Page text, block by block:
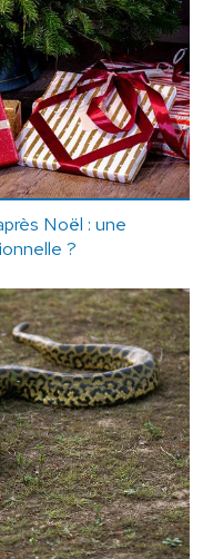
Noël : une
?